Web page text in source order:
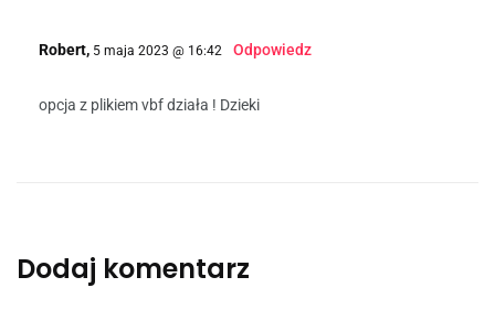
Robert, 5 maja 2023 @ 16:42 Odpowiedz
opcja z plikiem vbf działa ! Dzieki
Dodaj komentarz